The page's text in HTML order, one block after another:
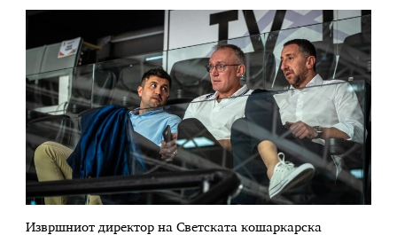
Извршниот директор на Светската кошаркарска